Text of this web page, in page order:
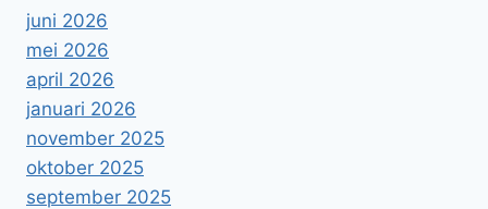
juni 2026
mei 2026
april 2026
januari 2026
november 2025
oktober 2025
september 2025